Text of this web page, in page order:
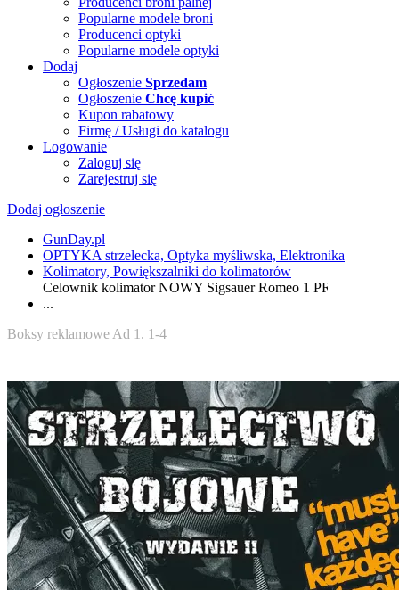
Popularne modele broni
Producenci optyki
Popularne modele optyki
Dodaj
Ogłoszenie Sprzedam
Ogłoszenie Chcę kupić
Kupon rabatowy
Firmę / Usługi do katalogu
Logowanie
Zaloguj się
Zarejestruj się
Dodaj ogłoszenie
GunDay.pl
OPTYKA strzelecka, Optyka myśliwska, Elektronika
Kolimatory, Powiększalniki do kolimatorów
Celownik kolimator NOWY Sigsauer Romeo 1 PRO
...
Boksy reklamowe Ad 1. 1-4